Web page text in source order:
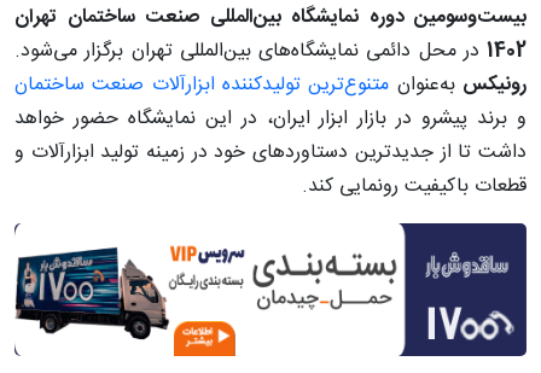
بیست‌وسومین دوره نمایشگاه بین‌المللی صنعت ساختمان تهران
1402 در محل دائمی نمایشگاه‌های بین‌المللی تهران برگزار می‌شود.
رونیکس به‌عنوان متنوع‌ترین تولیدکننده ابزارآلات صنعت ساختمان
و برند پیشرو در بازار ابزار ایران، در این نمایشگاه حضور خواهد
داشت تا از جدیدترین دستاوردهای خود در زمینه تولید ابزارآلات و
قطعات باکیفیت رونمایی کند.